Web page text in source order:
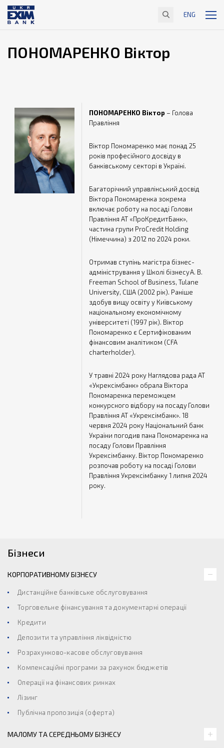
ENG
ПОНОМАРЕНКО Віктор
ПОНОМАРЕНКО Віктор – Голова
Правління
Віктор Пономаренко має понад 25
років професійного досвіду в
банківському секторі в Україні.
Багаторічний управлінський досвід
Віктора Пономаренка зокрема
включає роботу на посаді Голови
Правління АТ «ПроКредитБанк»,
частина групи ProCredit Holding
(Німеччина) з 2012 по 2024 роки.
Отримав ступінь магістра бізнес-
адміністрування у Школі бізнесу A. B.
Freeman School of Business, Tulane
University, США (2002 рік). Раніше
здобув вищу освіту у Київському
національному економічному
університеті (1997 рік). Віктор
Пономаренко є Сертифікованим
фінансовим аналітиком (CFA
charterholder).
У травні 2024 року Наглядова рада АТ
«Укрексімбанк» обрала Віктора
Пономаренка переможцем
конкурсного відбору на посаду Голови
Правління АТ «Укрексімбанк». 18
червня 2024 року Національний банк
України погодив пана Пономаренка на
посаду Голови Правління
Укрексімбанку. Віктор Пономаренко
розпочав роботу на посаді Голови
Правління Укрексімбанку 1 липня 2024
року.
Бізнеси
КОРПОРАТИВНОМУ БІЗНЕСУ
Дистанційне банківське обслуговування
Торговельне фінансування та документарні операції
Кредити
Депозити та управління ліквідністю
Розрахунково-касове обслуговування
Компенсаційні програми за рахунок бюджетів
Операції на фінансових ринках
Лізинг
Публічна пропозиція (оферта)
МАЛОМУ ТА СЕРЕДНЬОМУ БІЗНЕСУ